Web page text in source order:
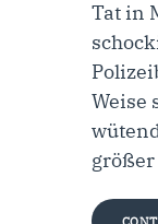
Tat in
Weise